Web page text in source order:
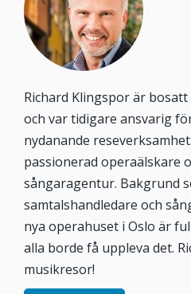
Richard Klingspor är
och var tidigare ansvarig
nydanande
passionerad operaälskare
sångaragentur. Bakgrund
samtalshandledare och
nya operahuset i Oslo är
alla borde få uppleva det.
musikresor!